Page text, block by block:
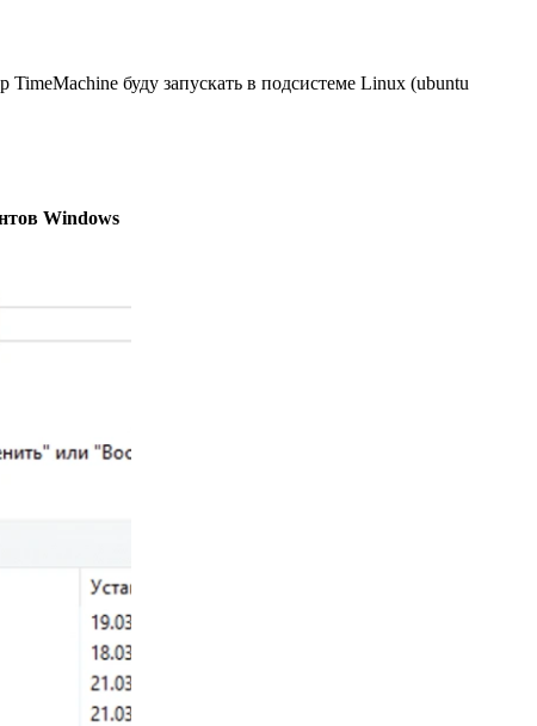
буду запускать в подсистеме Linux (ubuntu
Windows